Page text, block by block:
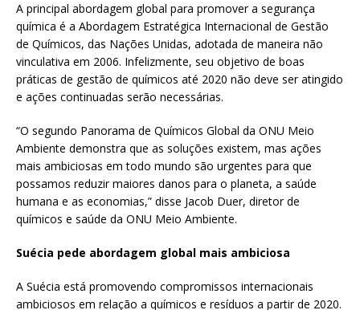
A principal abordagem global para promover a segurança
química é a Abordagem Estratégica Internacional de Gestão
de Químicos, das Nações Unidas, adotada de maneira não
vinculativa em 2006. Infelizmente, seu objetivo de boas
práticas de gestão de químicos até 2020 não deve ser atingido
e ações continuadas serão necessárias.
“O segundo Panorama de Químicos Global da ONU Meio
Ambiente demonstra que as soluções existem, mas ações
mais ambiciosas em todo mundo são urgentes para que
possamos reduzir maiores danos para o planeta, a saúde
humana e as economias,” disse Jacob Duer, diretor de
químicos e saúde da ONU Meio Ambiente.
Suécia pede abordagem global mais ambiciosa
A Suécia está promovendo compromissos internacionais
ambiciosos em relação a químicos e resíduos a partir de 2020.